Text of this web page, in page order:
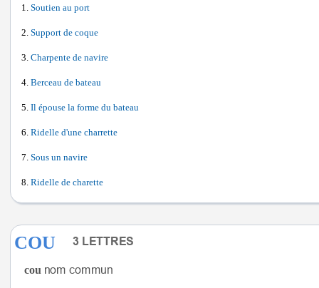
Soutien au port
Support de coque
Charpente de navire
Berceau de bateau
Il épouse la forme du bateau
Ridelle d'une charrette
Sous un navire
Ridelle de charette
COU
cou